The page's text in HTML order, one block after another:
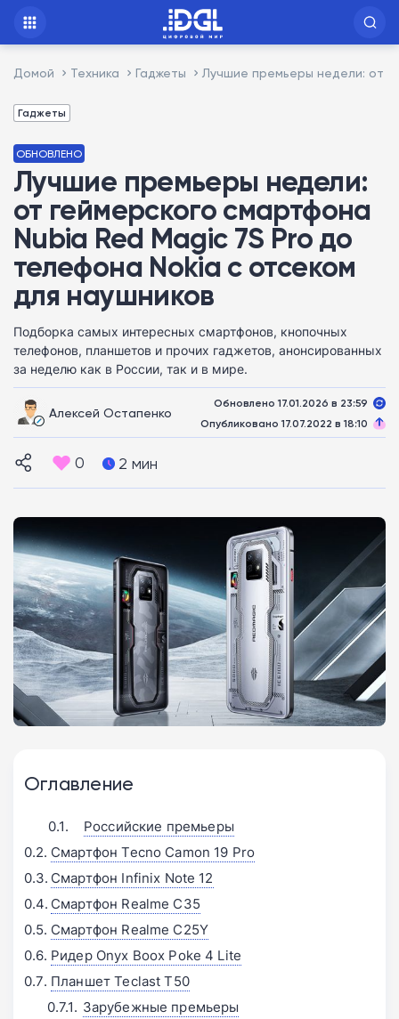
Домой Техника Гаджеты Лучшие премьеры недели: от
Гаджеты
ОБНОВЛЕНО
Лучшие премьеры недели:
от геймерского смартфона
Nubia Red Magic 7S Pro до
телефона Nokia с отсеком
для наушников
Подборка самых интересных смартфонов, кнопочных
телефонов, планшетов и прочих гаджетов, анонсированных
за неделю как в России, так и в мире.
Алексей Остапенко
Обновлено 17.01.2026 в 23:59
Опубликовано 17.07.2022 в 18:10
0 2 мин
Оглавление
Российские премьеры
Смартфон Tecno Camon 19 Pro
Смартфон Infinix Note 12
Смартфон Realme C35
Смартфон Realme C25Y
Ридер Onyx Boox Poke 4 Lite
Планшет Teclast T50
Зарубежные премьеры